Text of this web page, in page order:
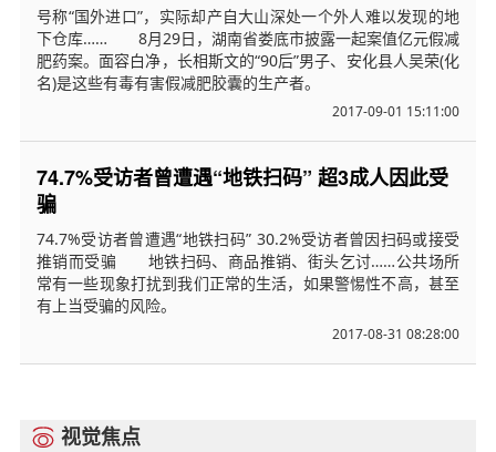
号称“国外进口”，实际却产自大山深处一个外人难以发现的地
下仓库…… 8月29日，湖南省娄底市披露一起案值亿元假减
肥药案。面容白净，长相斯文的“90后”男子、安化县人吴荣(化
名)是这些有毒有害假减肥胶囊的生产者。
2017-09-01 15:11:00
74.7%受访者曾遭遇“地铁扫码” 超3成人因此受
骗
74.7%受访者曾遭遇“地铁扫码” 30.2%受访者曾因扫码或接受
推销而受骗 地铁扫码、商品推销、街头乞讨……公共场所
常有一些现象打扰到我们正常的生活，如果警惕性不高，甚至
有上当受骗的风险。
2017-08-31 08:28:00
 视觉焦点